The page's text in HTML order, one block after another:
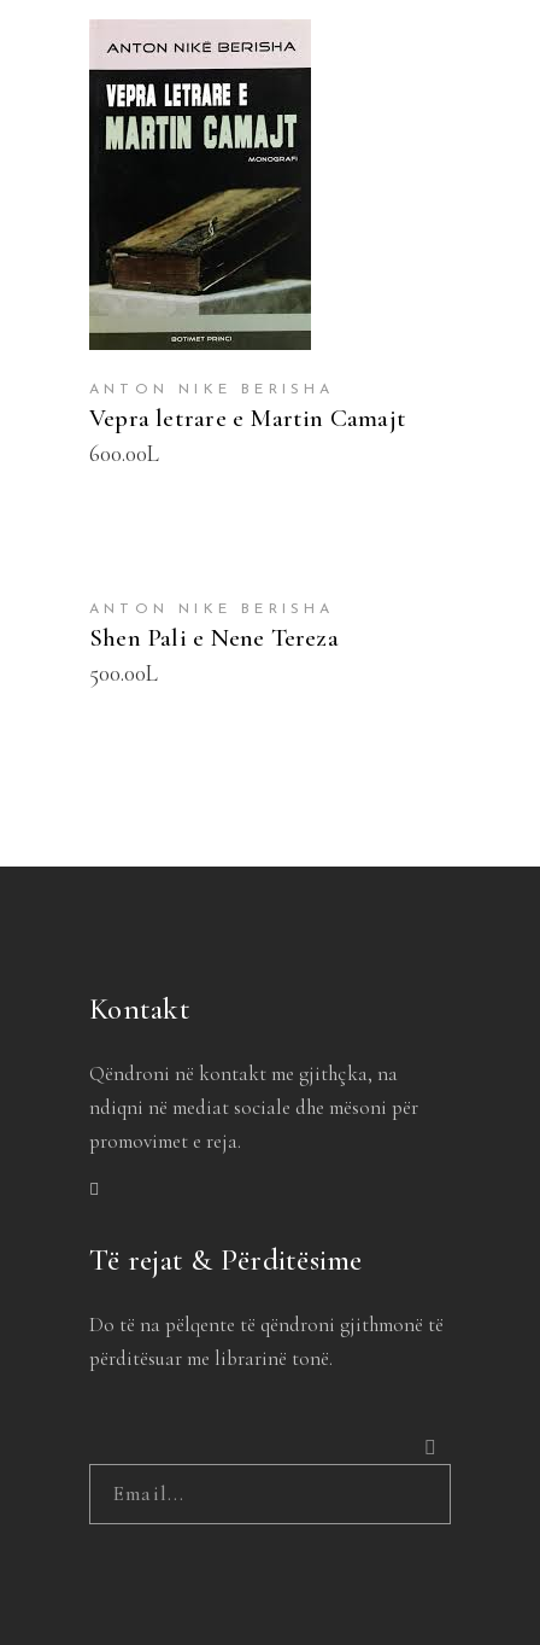
SHTOJE NË SHPORTË
ANTON NIKE BERISHA
Vepra letrare e Martin Camajt
600.00L
ANTON NIKE BERISHA
Shen Pali e Nene Tereza
500.00L
Kontakt
Qëndroni në kontakt me gjithçka, na
ndiqni në mediat sociale dhe mësoni për
promovimet e reja.
Të rejat & Përditësime
Do të na pëlqente të qëndroni gjithmonë të
përditësuar me librarinë tonë.